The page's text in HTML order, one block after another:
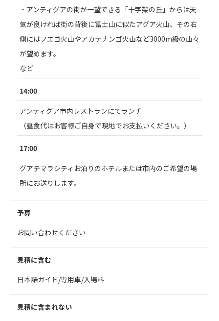
・アンティグアの街が一望できる「十字架の丘」からは天
気が良ければ街の背後に富士山に似たアグア火山、その右
側にはフエゴ火山やアカテナンゴ火山など3000m級の山々
が望めます。
など
14:00
アンティグア市内レストランにてランチ
（昼食代はお客様ご自身で現地でお支払いください。）
17:00
グアテマラシティお泊りのホテルまたは市内のご希望の場
所にお送りします。
予算
お問い合わせください
見積に含む
日本語ガイド/専用車/入場料
見積に含まれない